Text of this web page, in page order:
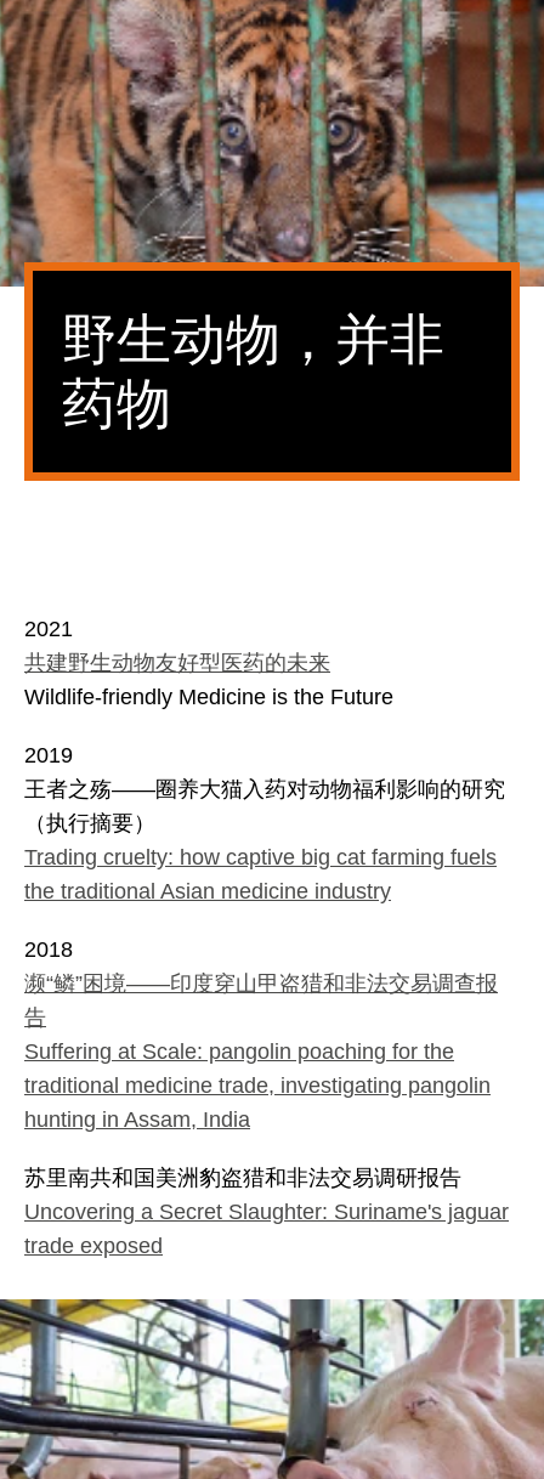
野生动物，并非
药物
2021
共建野生动物友好型医药的未来
Wildlife-friendly Medicine is the Future
2019
王者之殇——圈养大猫入药对动物福利影响的研究
（执行摘要）
Trading cruelty: how captive big cat farming fuels
the traditional Asian medicine industry
2018
濒“鳞”困境——印度穿山甲盗猎和非法交易调查报
告
Suffering at Scale: pangolin poaching for the
traditional medicine trade, investigating pangolin
hunting in Assam, India
苏里南共和国美洲豹盗猎和非法交易调研报告
Uncovering a Secret Slaughter: Suriname's jaguar
trade exposed